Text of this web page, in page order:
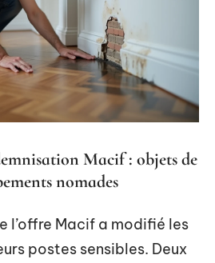
Macif : objets de
nomades
l’offre Macif a modifié les
postes sensibles. Deux